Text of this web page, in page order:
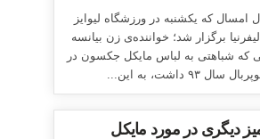
امسال که یکشنبه در ورزشگاه لیوایز
برگزار شد؛ خواننده‌ی زن بیانسه
که شباهتی به لباس مایکل جکسون در
داشت، به این...
دیگری در مورد مایکل